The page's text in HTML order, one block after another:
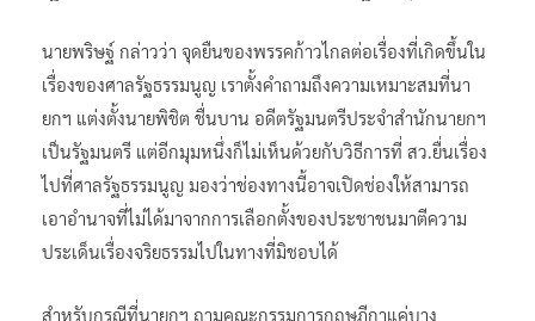
นายพริษฐ์ กล่าวว่า จุดยืนของพรรคก้าวไกลต่อเรื่องที่เกิดขึ้นใน
เรื่องของศาลรัฐธรรมนูญ เราตั้งคำถามถึงความเหมาะสมที่นา
ยกฯ แต่งตั้งนายพิชิต ชื่นบาน อดีตรัฐมนตรีประจำสำนักนายกฯ
เป็นรัฐมนตรี แต่อีกมุมหนึ่งก็ไม่เห็นด้วยกับวิธีการที่ สว.ยื่นเรื่อง
ไปที่ศาลรัฐธรรมนูญ มองว่าช่องทางนี้อาจเปิดช่องให้สามารถ
เอาอำนาจที่ไม่ได้มาจากการเลือกตั้งของประชาชนมาตีความ
ประเด็นเรื่องจริยธรรมไปในทางที่มิชอบได้
สำหรับกรณีที่นายกฯ ถามคณะกรรมการกฤษฎีกาแค่บาง